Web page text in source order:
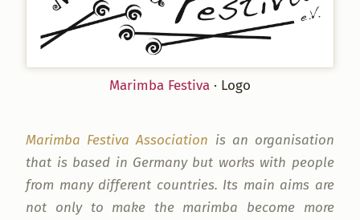
Marimba Festiva · Logo
Marimba Festiva Association is an organisation
that is based in Germany but works with people
from many different countries. Its main aims are
not only to make the marimba become more